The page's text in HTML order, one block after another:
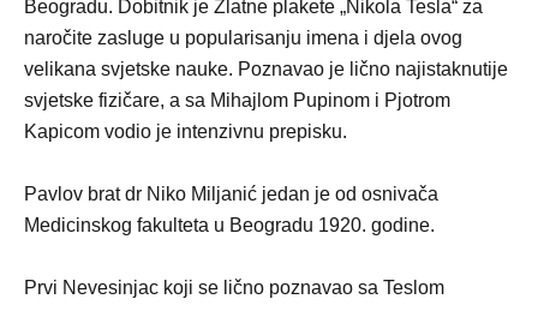
Beogradu. Dobitnik je Zlatne plakete „Nikola Tesla“ za
naročite zasluge u popularisanju imena i djela ovog
velikana svjetske nauke. Poznavao je lično najistaknutije
svjetske fizičare, a sa Mihajlom Pupinom i Pjotrom
Kapicom vodio je intenzivnu prepisku.
Pavlov brat dr Niko Miljanić jedan je od osnivača
Medicinskog fakulteta u Beogradu 1920. godine.
Prvi Nevesinjac koji se lično poznavao sa Teslom